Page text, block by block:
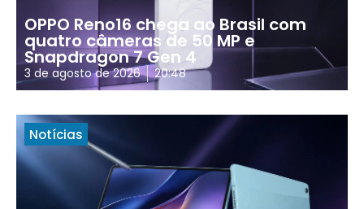
OPPO Reno16 chega ao Brasil com
quatro câmeras de 50 MP e
Snapdragon 7 Gen 4
3 de agosto de 2026 20:48
Notícias